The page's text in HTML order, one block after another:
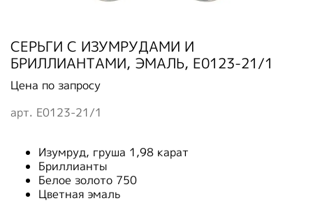
арт. E0123-21/1
СЕРЬГИ С ИЗУМРУДАМИ И
БРИЛЛИАНТАМИ, ЭМАЛЬ, E0123-21/1
Цена по запросу
Изумруд, груша 1,98 карат
Бриллианты
Белое золото 750
Цветная эмаль